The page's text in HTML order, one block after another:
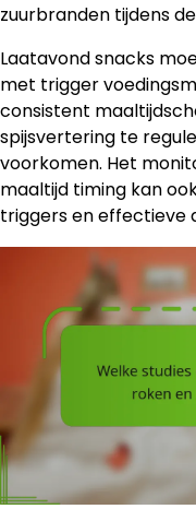
zuurbranden tijdens
Laatavond snacks
met trigger
consistent
spijsvertering te
voorkomen. Het
maaltijd timing kan
triggers en effectieve